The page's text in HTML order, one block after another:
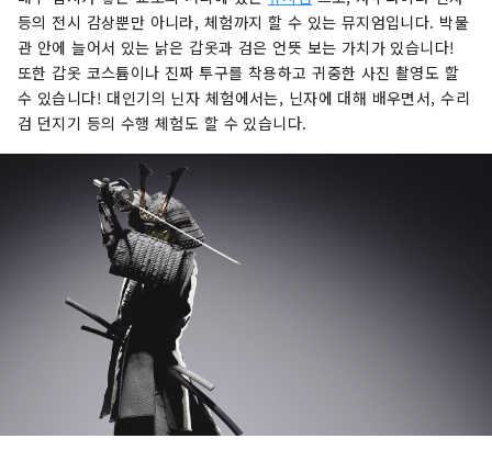
등의 전시 감상뿐만 아니라, 체험까지 할 수 있는 뮤지엄입니다. 박물
관 안에 늘어서 있는 낡은 갑옷과 검은 언뜻 보는 가치가 있습니다!
또한 갑옷 코스튬이나 진짜 투구를 착용하고 귀중한 사진 촬영도 할
수 있습니다! 대인기의 닌자 체험에서는, 닌자에 대해 배우면서, 수리
검 던지기 등의 수행 체험도 할 수 있습니다.